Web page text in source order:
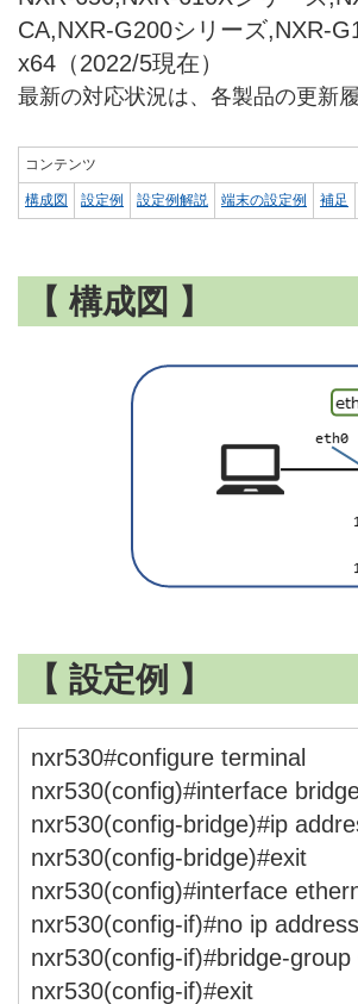
CA,NXR-G200シリーズ,NXR-
x64（2022/5現在）
最新の対応状況は、各製品の更新
コンテンツ
構成図 設定例 設定例解説 端末の設定例 補足
【 構成図 】
【 設定例 】
nxr530#configure terminal
nxr530(config)#interface
nxr530(config-bridge)#ip
nxr530(config-bridge)#exit
nxr530(config)#interface
nxr530(config-if)#no ip address
nxr530(config-if)#bridge-
nxr530(config-if)#exit